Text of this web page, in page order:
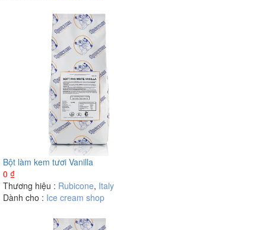
Bột làm kem tươi Vanilla
0 ₫
Thương hiệu : Rubicone, Italy
Dành cho : Ice cream shop